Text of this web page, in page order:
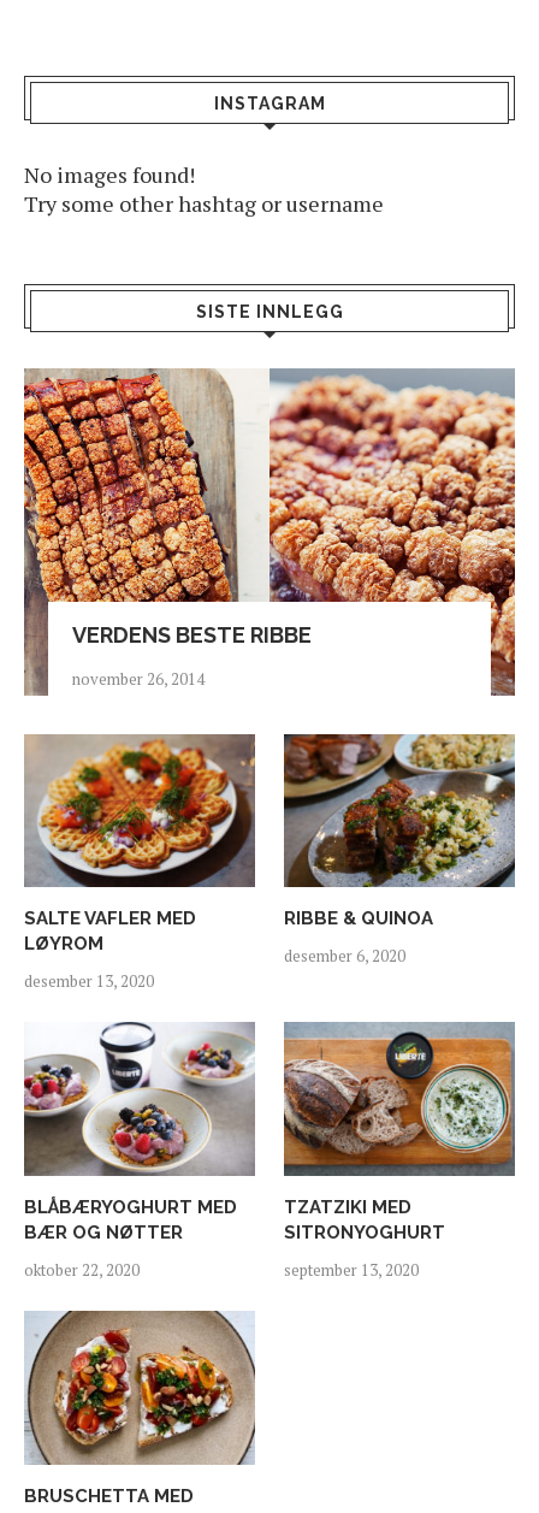
INSTAGRAM
No images found!
Try some other hashtag or username
SISTE INNLEGG
VERDENS BESTE RIBBE
november 26, 2014
SALTE VAFLER MED
LØYROM
desember 13, 2020
RIBBE & QUINOA
desember 6, 2020
BLÅBÆRYOGHURT MED
BÆR OG NØTTER
oktober 22, 2020
TZATZIKI MED
SITRONYOGHURT
september 13, 2020
BRUSCHETTA MED